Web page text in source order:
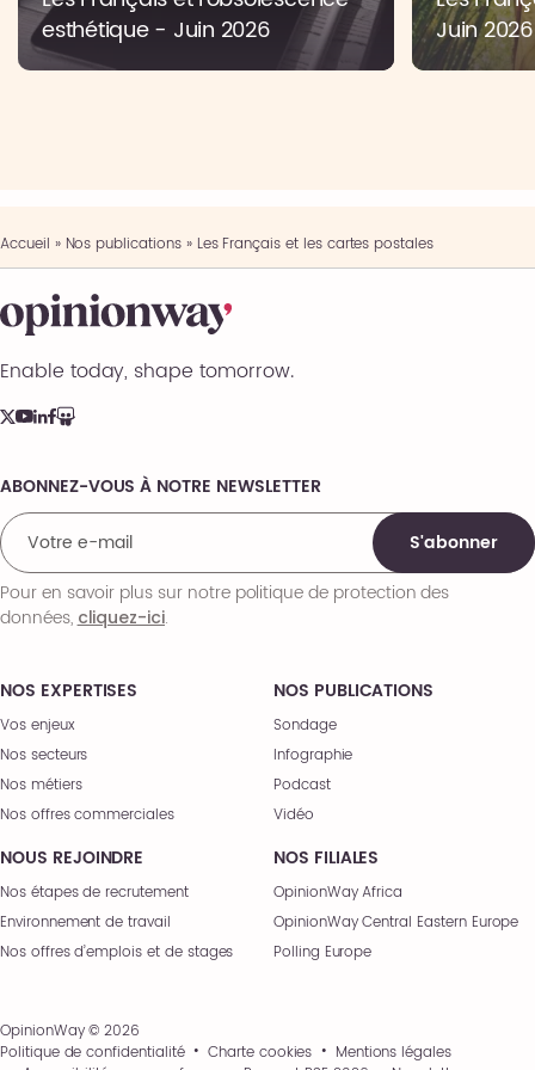
esthétique - Juin 2026
Juin 2026
Accueil » Nos publications» Les Français et les cartes postales
Enable today, shape tomorrow.
NOS EXPERTISES
Vos enjeux
Nos secteurs
Nos métiers
Nos offres commerciales
NOS PUBLICATIONS
Sondage
Infographie
Podcast
Vidéo
NOUS REJOINDRE
Nos étapes de recrutement
Environnement de travail
Nos offres d’emplois et de stages
NOS FILIALES
OpinionWay Africa
OpinionWay Central Eastern Europe
Polling Europe
Comments
ABONNEZ-VOUS À NOTRE NEWSLETTER
S'abonner
Pour en savoir plus sur notre politique de protection des
données,cliquez-ici.
OpinionWay © 2026
Politique de confidentialité
Charte cookies
Mentions légales